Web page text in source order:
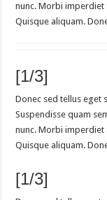
nunc. Morbi imperdiet
Quisque aliquam.
[1/3]
Donec sed tellus eget
Suspendisse quam
nunc. Morbi imperdiet
Quisque aliquam.
[1/3]